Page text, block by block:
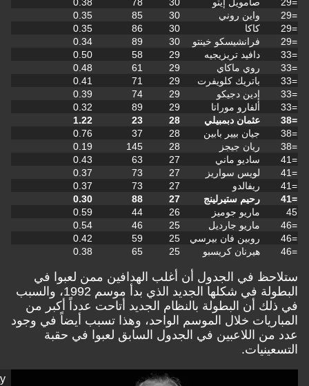
واين روني
85
كاكا
86
فرانشيسكو خينتو
30
89
دافيد تريزيجيه
29
58
روي ماكاي
61
باتريك كلويفرت
29
71
إدين دجيكو
74
ألفارو موراتا
29
89
عثمان دبمبيلي
28
23
جيان بيير بابين
28
37
ريان جيجز
145
0.19
ساديو ماني
63
لويس سواريز
27
73
ريفالدو
73
رحيم ستيرلينج
27
88
ماريو جوميز
26
44
ماريو جارديل
25
46
روبين فان بيرسي
25
59
هيرنان كريسبو
25
65
في الجدول أن أغلب الهدافين ممن لعبوا في
البطولة في شكلها الجديد الذي بدأ موسم 1992، والسبب
أن البطولة بالنظام الجديد أتاحت عدداً أكبر من
خلال الموسم الواحد، وهذا تسبب أيضاً في وجود
اللاعبين في الجدول السابق لعبوا في حقبة